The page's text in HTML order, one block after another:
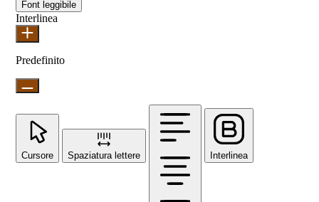
Font leggibile
Interlinea
Predefinito
Cursore Spaziatura lettere Interlinea